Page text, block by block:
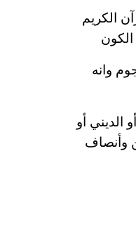
الكريم
الكون
وانه
الديني أو
وأنصاف